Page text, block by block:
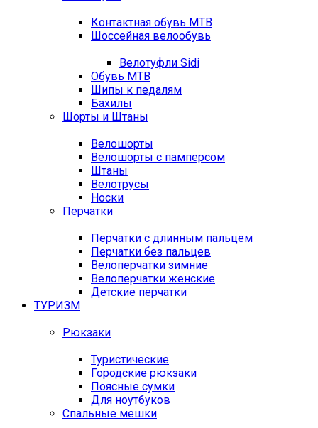
Контактная обувь MTB
Шоссейная велообувь
Велотуфли Sidi
Обувь MTB
Шипы к педалям
Бахилы
Шорты и Штаны
Велошорты
Велошорты с памперсом
Штаны
Велотрусы
Носки
Перчатки
Перчатки с длинным пальцем
Перчатки без пальцев
Велоперчатки зимние
Велоперчатки женские
Детские перчатки
ТУРИЗМ
Рюкзаки
Туристические
Городские рюкзаки
Поясные сумки
Для ноутбуков
Спальные мешки